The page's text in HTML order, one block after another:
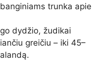
trunka apie
dydžio, žudikai
greičiu – iki 45–